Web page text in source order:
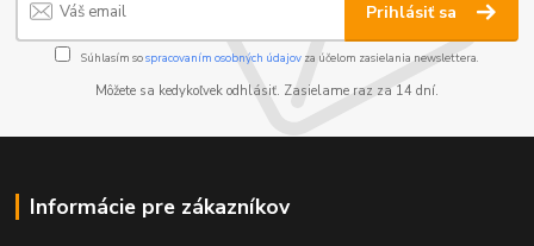
Prihlásiť sa
Súhlasím sospracovaním osobných údajov za účelom zasielania newslettera.
Môžete sa kedykoľvek odhlásiť. Zasielame raz za 14 dní.
Informácie pre zákazníkov